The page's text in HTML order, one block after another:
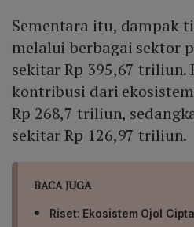
Sementara itu, dampak
melalui berbagai sektor
sekitar Rp 395,67 triliun.
kontribusi dari
Rp 268,7 triliun,
sekitar Rp 126,97 triliun.
BACA JUGA
Riset: Ekosistem Ojol